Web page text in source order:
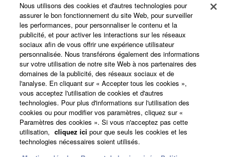
Produits et solutions
Actualités
A propos de Yamaha
France - French
Grand Public
Nous utilisons des cookies et d'autres technologies pour
assurer le bon fonctionnement du site Web, pour surveiller
les performances, pour personnaliser le contenu et la
publicité, et pour activer les interactions sur les réseaux
sociaux afin de vous offrir une expérience utilisateur
personnalisée. Nous transférons également des informations
sur votre utilisation de notre site Web à nos partenaires des
domaines de la publicité, des réseaux sociaux et de
l'analyse. En cliquant sur « Accepter tous les cookies »,
vous acceptez l'utilisation de cookies et d'autres
technologies. Pour plus d'informations sur l'utilisation des
cookies ou pour modifier vos paramètres, cliquez sur «
Paramètres des cookies ». Si vous n'acceptez pas cette
utilisation, cliquez ici pour que seuls les cookies et les
technologies nécessaires soient utilisés.